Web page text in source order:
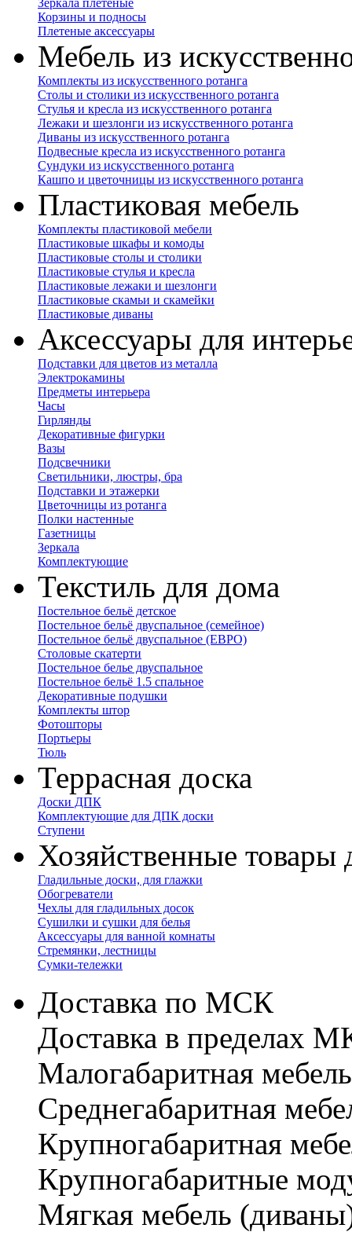
Зеркала плетеные
Корзины и подносы
Плетеные аксессуары
Мебель из
Комплекты из искусственного ротанга
Столы и столики из искусственного ротанга
Стулья и кресла из искусственного ротанга
Лежаки и шезлонги из искусственного ротанга
Диваны из искусственного ротанга
Подвесные кресла из искусственного ротанга
Сундуки из искусственного ротанга
Кашпо и цветочницы из искусственного ротанга
Пластиковая мебель
Комплекты пластиковой мебели
Пластиковые шкафы и комоды
Пластиковые столы и столики
Пластиковые стулья и кресла
Пластиковые лежаки и шезлонги
Пластиковые скамьи и скамейки
Пластиковые диваны
Аксессуары для
Подставки для цветов из металла
Электрокамины
Предметы интерьера
Часы
Гирлянды
Декоративные фигурки
Вазы
Подсвечники
Светильники, люстры, бра
Подставки и этажерки
Цветочницы из ротанга
Полки настенные
Газетницы
Зеркала
Комплектующие
Текстиль для дома
Постельное бельё детское
Постельное бельё двуспальное (семейное)
Постельное бельё двуспальное (ЕВРО)
Столовые скатерти
Постельное белье двуспальное
Постельное бельё 1.5 спальное
Декоративные подушки
Комплекты штор
Фотошторы
Портьеры
Тюль
Террасная доска
Доски ДПК
Комплектующие для ДПК доски
Ступени
Хозяйственные товары
Гладильные доски, для глажки
Обогреватели
Чехлы для гладильных досок
Сушилки и сушки для белья
Аксессуары для ванной комнаты
Стремянки, лестницы
Сумки-тележки
Доставка по МСК
Доставка в пределах
Малогабаритная
Cреднегабаритная
Крупногабаритная
Крупногабаритные
Мягкая мебель